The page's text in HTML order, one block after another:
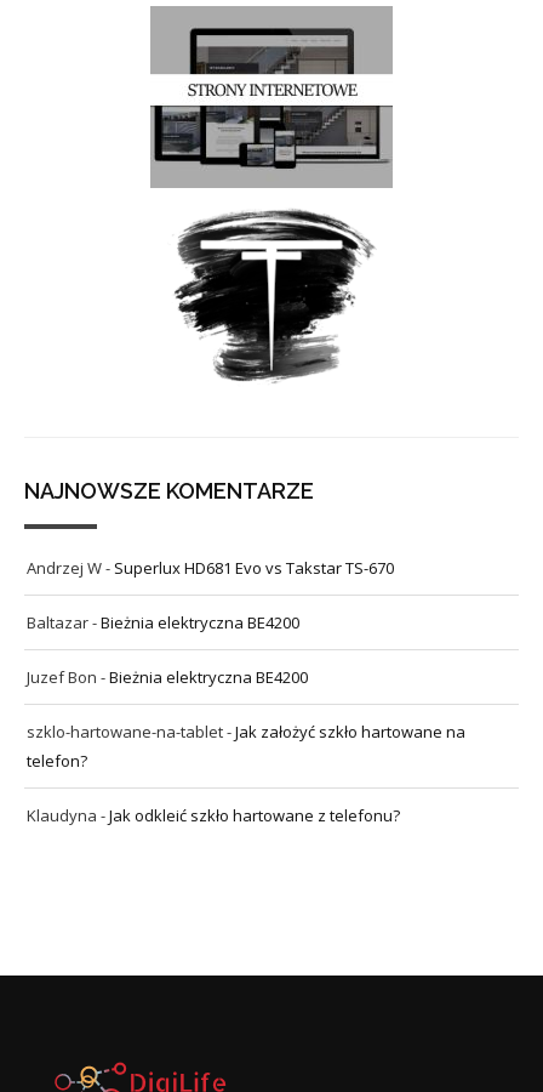
NAJNOWSZE KOMENTARZE
Andrzej W- Superlux HD681 Evo vs Takstar TS-670
Baltazar-Bieżnia elektryczna BE4200
Juzef Bon -Bieżnia elektryczna BE4200
szklo-hartowane-na-tablet-Jak założyć szkło hartowane na
telefon?
Klaudyna -Jak odkleić szkło hartowane z telefonu?